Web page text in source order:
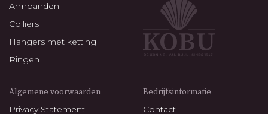
Armbanden
Colliers
Hangers met ketting
Ringen
Algemene voorwaarden
Privacy Statement
Bedrijfsinformatie
Contact